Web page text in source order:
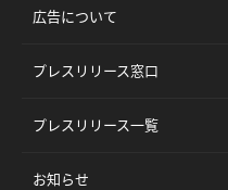
広告について
プレスリリース窓口
プレスリリース一覧
お知らせ